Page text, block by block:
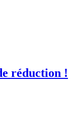
réduction !